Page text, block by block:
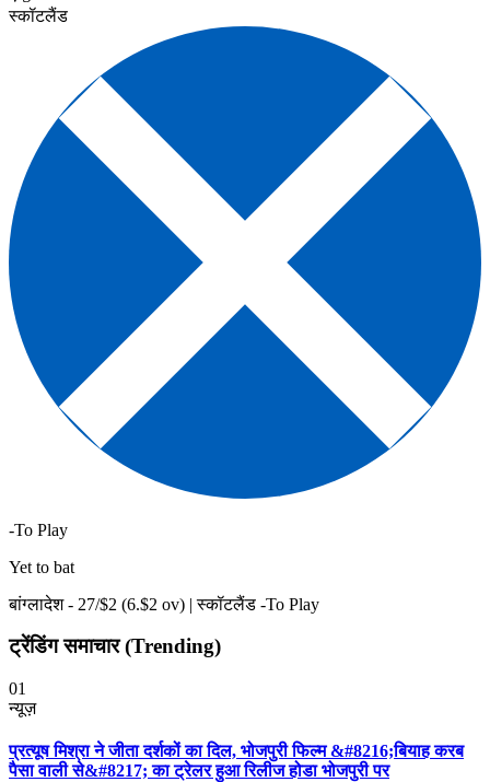
स्कॉटलैंड
-To Play
Yet to bat
बांग्लादेश - 27/$2 (6.$2 ov) | स्कॉटलैंड -To Play
ट्रेंडिंग समाचार (Trending)
01
न्यूज़
प्रत्यूष मिश्रा ने जीता दर्शकों का दिल, भोजपुरी फिल्म &#8216;बियाह करब
पैसा वाली से&#8217; का ट्रेलर हुआ रिलीज होडा भोजपुरी पर